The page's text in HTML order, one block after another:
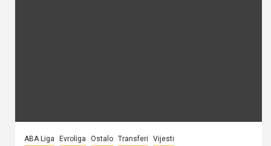
ABA Liga Evroliga Ostalo Transferi Vijesti